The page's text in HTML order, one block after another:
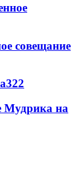
совещание
322
Мудрика на